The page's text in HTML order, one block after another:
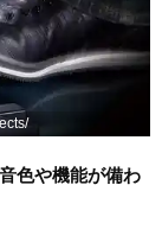
色や機能が備わ